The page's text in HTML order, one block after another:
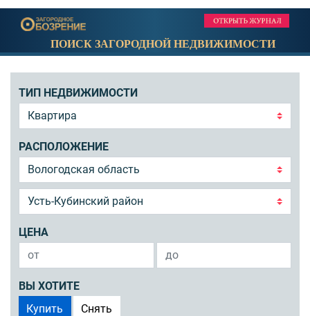
ПОИСК ЗАГОРОДНОЙ НЕДВИЖИМОСТИ
ТИП НЕДВИЖИМОСТИ
РАСПОЛОЖЕНИЕ
ЦЕНА
ВЫ ХОТИТЕ
Купить
Снять